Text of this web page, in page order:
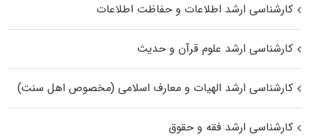
کارشناسی ارشد اطلاعات و حفاظت اطلاعات
کارشناسی ارشد علوم قرآن و حدیث
کارشناسی ارشد الهیات و معارف اسلامی (مخصوص اهل سنت)
کارشناسی ارشد فقه و حقوق